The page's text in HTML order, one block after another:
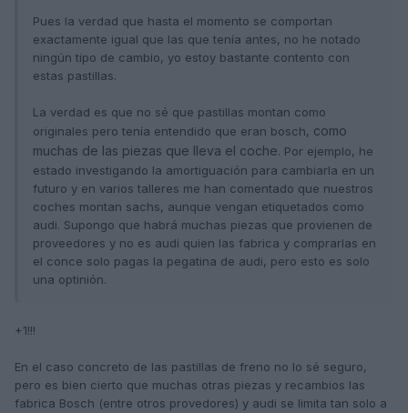
Pues la verdad que hasta el momento se comportan
exactamente igual que las que tenía antes, no he notado
ningún tipo de cambio, yo estoy bastante contento con
estas pastillas.
La verdad es que no sé que pastillas montan como
originales pero tenía entendido que eran bosch, como
muchas de las piezas que lleva el coche. Por ejemplo, he
estado investigando la amortiguación para cambiarla en un
futuro y en varios talleres me han comentado que nuestros
coches montan sachs, aunque vengan etiquetados como
audi. Supongo que habrá muchas piezas que provienen de
proveedores y no es audi quien las fabrica y comprarlas en
el conce solo pagas la pegatina de audi, pero esto es solo
una optinión.
+1!!!
En el caso concreto de las pastillas de freno no lo sé seguro,
pero es bien cierto que muchas otras piezas y recambios las
fabrica Bosch (entre otros provedores) y audi se limita tan solo a